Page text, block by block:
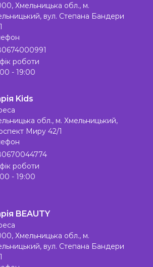
Хмельницька обл., м.
вул. Степана Бандери
роботи
- 19:00
Kids
обл., м. Хмельницький,
Миру 42/1
роботи
- 19:00
BEAUTY
Хмельницька обл., м.
вул. Степана Бандери